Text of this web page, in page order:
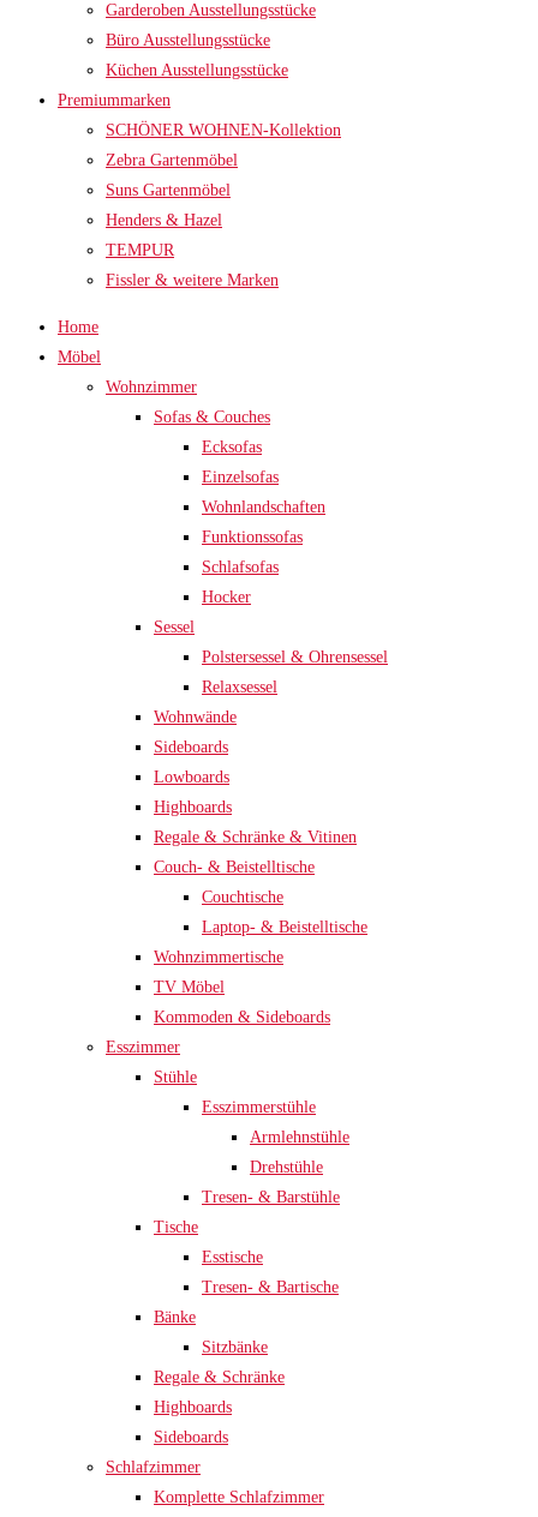
Garderoben Ausstellungsstücke
Büro Ausstellungsstücke
Küchen Ausstellungsstücke
Premiummarken
SCHÖNER WOHNEN-Kollektion
Zebra Gartenmöbel
Suns Gartenmöbel
Henders & Hazel
TEMPUR
Fissler & weitere Marken
Home
Möbel
Wohnzimmer
Sofas & Couches
Ecksofas
Einzelsofas
Wohnlandschaften
Funktionssofas
Schlafsofas
Hocker
Sessel
Polstersessel & Ohrensessel
Relaxsessel
Wohnwände
Sideboards
Lowboards
Highboards
Regale & Schränke & Vitinen
Couch- & Beistelltische
Couchtische
Laptop- & Beistelltische
Wohnzimmertische
TV Möbel
Kommoden & Sideboards
Esszimmer
Stühle
Esszimmerstühle
Armlehnstühle
Drehstühle
Tresen- & Barstühle
Tische
Esstische
Tresen- & Bartische
Bänke
Sitzbänke
Regale & Schränke
Highboards
Sideboards
Schlafzimmer
Komplette Schlafzimmer